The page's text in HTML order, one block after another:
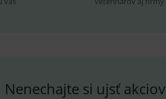
Nenechajte si ujsť